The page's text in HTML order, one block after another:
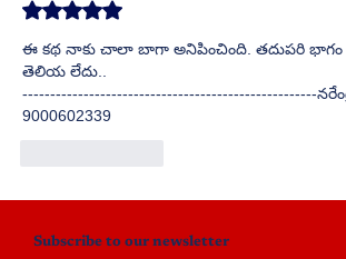
Rated 5 out of 5 stars.
ఈ కథ నాకు చాలా బాగా అనిపించింది. తదుపరి భాగం
తెలియ లేదు..
-----------------------------------------------------
9000602339
Subscribe to our newsletter